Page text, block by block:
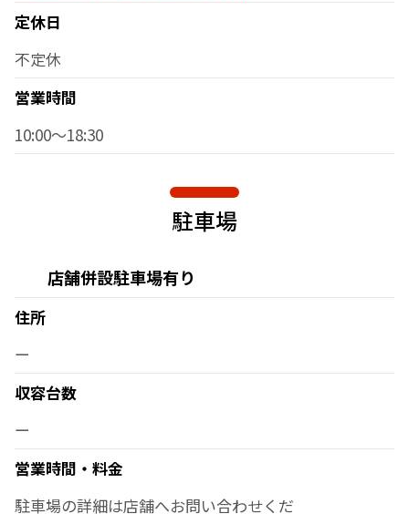
定休日
不定休
営業時間
10:00～18:30
駐車場
店舗併設駐車場有り
住所
ー
収容台数
ー
営業時間・料金
駐車場の詳細は店舗へお問い合わせくだ